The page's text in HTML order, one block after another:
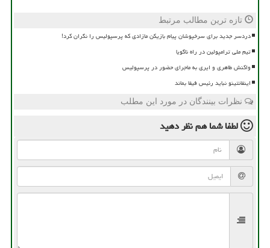
تازه ترین مطالب مرتبط
دردسر جدید برای سرخپوشان پیام بازیکن مازادی که پرسپولیس را نگران کرد!
تیم ملی ترامپولین در راه ناگویا
واکنش طاهری و ایری به ماجرای حضور در پرسپولیس
اینفانتینو نباید رئیس فیفا بماند
نظرات بینندگان در مورد این مطلب
لطفا شما همنظر دهید